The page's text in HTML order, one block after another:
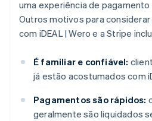
uma experiência de
Outros motivos para
com iDEAL | Wero e a Stripe
É familiar e confiável:
já estão acostumados com
Pagamentos são rápidos:
geralmente são liquidados